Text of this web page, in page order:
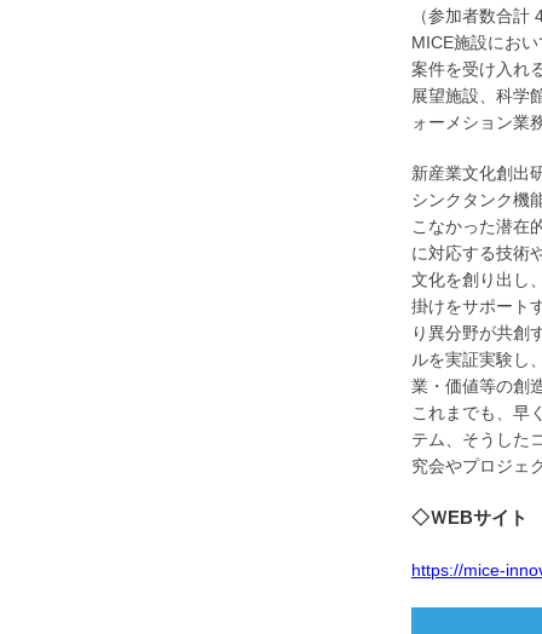
（参加者数合
MICE施設にお
案件を受け入れ
展望施設、科学
ォーメション業
新産業文化創出
シンクタンク機
こなかった潜在
に対応する技術
文化を創り出し
掛けをサポート
り異分野が共創
ルを実証実験し
業・価値等の創
これまでも、早
テム、そうした
究会やプロジェ
◇ＷEBサイト
https://mice-